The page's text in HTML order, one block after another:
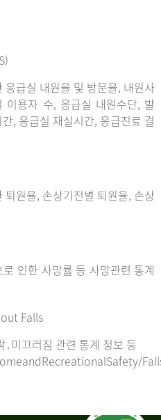
응급실 내원율 및 방문율, 내원사
이용자 수, 응급실 내원수단, 발
, 응급실 재실시간, 응급진료 결
퇴원율, 손상기전별 퇴원율, 손상
인한 사망률 등 사망관련 통계
Falls
미끄러짐 관련 통계 정보 등